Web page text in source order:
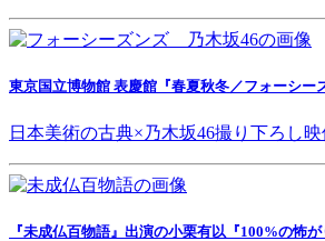
東京国立博物館 表慶館『春夏秋冬／フォーシー
日本美術の古典×乃木坂46撮り下ろし
『未成仏百物語』出演の小栗有以『100%の怖